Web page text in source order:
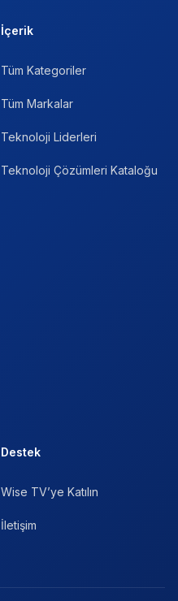
İçerik
Tüm Kategoriler
Tüm Markalar
Teknoloji Liderleri
Teknoloji Çözümleri Kataloğu
Destek
Wise TV’ye Katılın
İletişim